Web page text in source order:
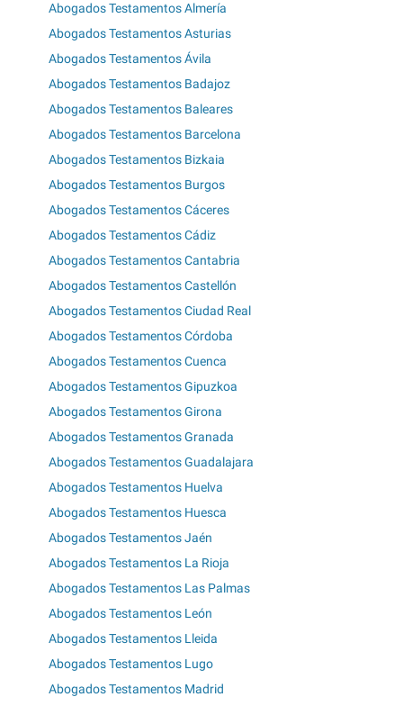
Abogados Testamentos Almería
Abogados Testamentos Asturias
Abogados Testamentos Ávila
Abogados Testamentos Badajoz
Abogados Testamentos Baleares
Abogados Testamentos Barcelona
Abogados Testamentos Bizkaia
Abogados Testamentos Burgos
Abogados Testamentos Cáceres
Abogados Testamentos Cádiz
Abogados Testamentos Cantabria
Abogados Testamentos Castellón
Abogados Testamentos Ciudad Real
Abogados Testamentos Córdoba
Abogados Testamentos Cuenca
Abogados Testamentos Gipuzkoa
Abogados Testamentos Girona
Abogados Testamentos Granada
Abogados Testamentos Guadalajara
Abogados Testamentos Huelva
Abogados Testamentos Huesca
Abogados Testamentos Jaén
Abogados Testamentos La Rioja
Abogados Testamentos Las Palmas
Abogados Testamentos León
Abogados Testamentos Lleida
Abogados Testamentos Lugo
Abogados Testamentos Madrid